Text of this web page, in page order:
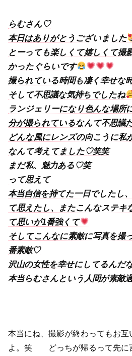
らむさん♡
本日はありがとうございました
とーっても楽しくて嬉しくて撮
かったぐらいです
撮られている時間も凄く幸せな
そして不思議な気持ちでしたね
ランジェリーになり色んな場所
分が撮られているなんて不思議
どんな風にレンズの向こうに私
なんて考えてました♡笑笑
まだ私、魅力ある♡笑
って思えて
本当自信を持てた一日でしたし
て思えたし、またこんなステキ
て思いが1番強くて
そしてこんなに素敵に写真を撮
番素敵♡
沢山の女性を幸せにしてるんだ
本当らむさんという人間が素敵
本当にね、撮影が終わってもお互
よ。笑 どっちが帰るって先に